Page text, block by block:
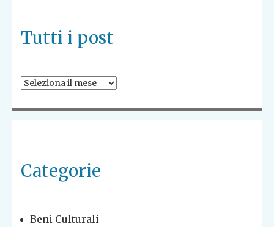
Tutti i post
Tutti
Categorie
Beni Culturali